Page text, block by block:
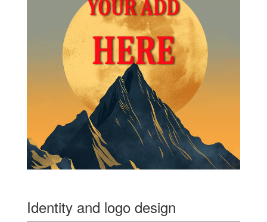
Identity and logo design